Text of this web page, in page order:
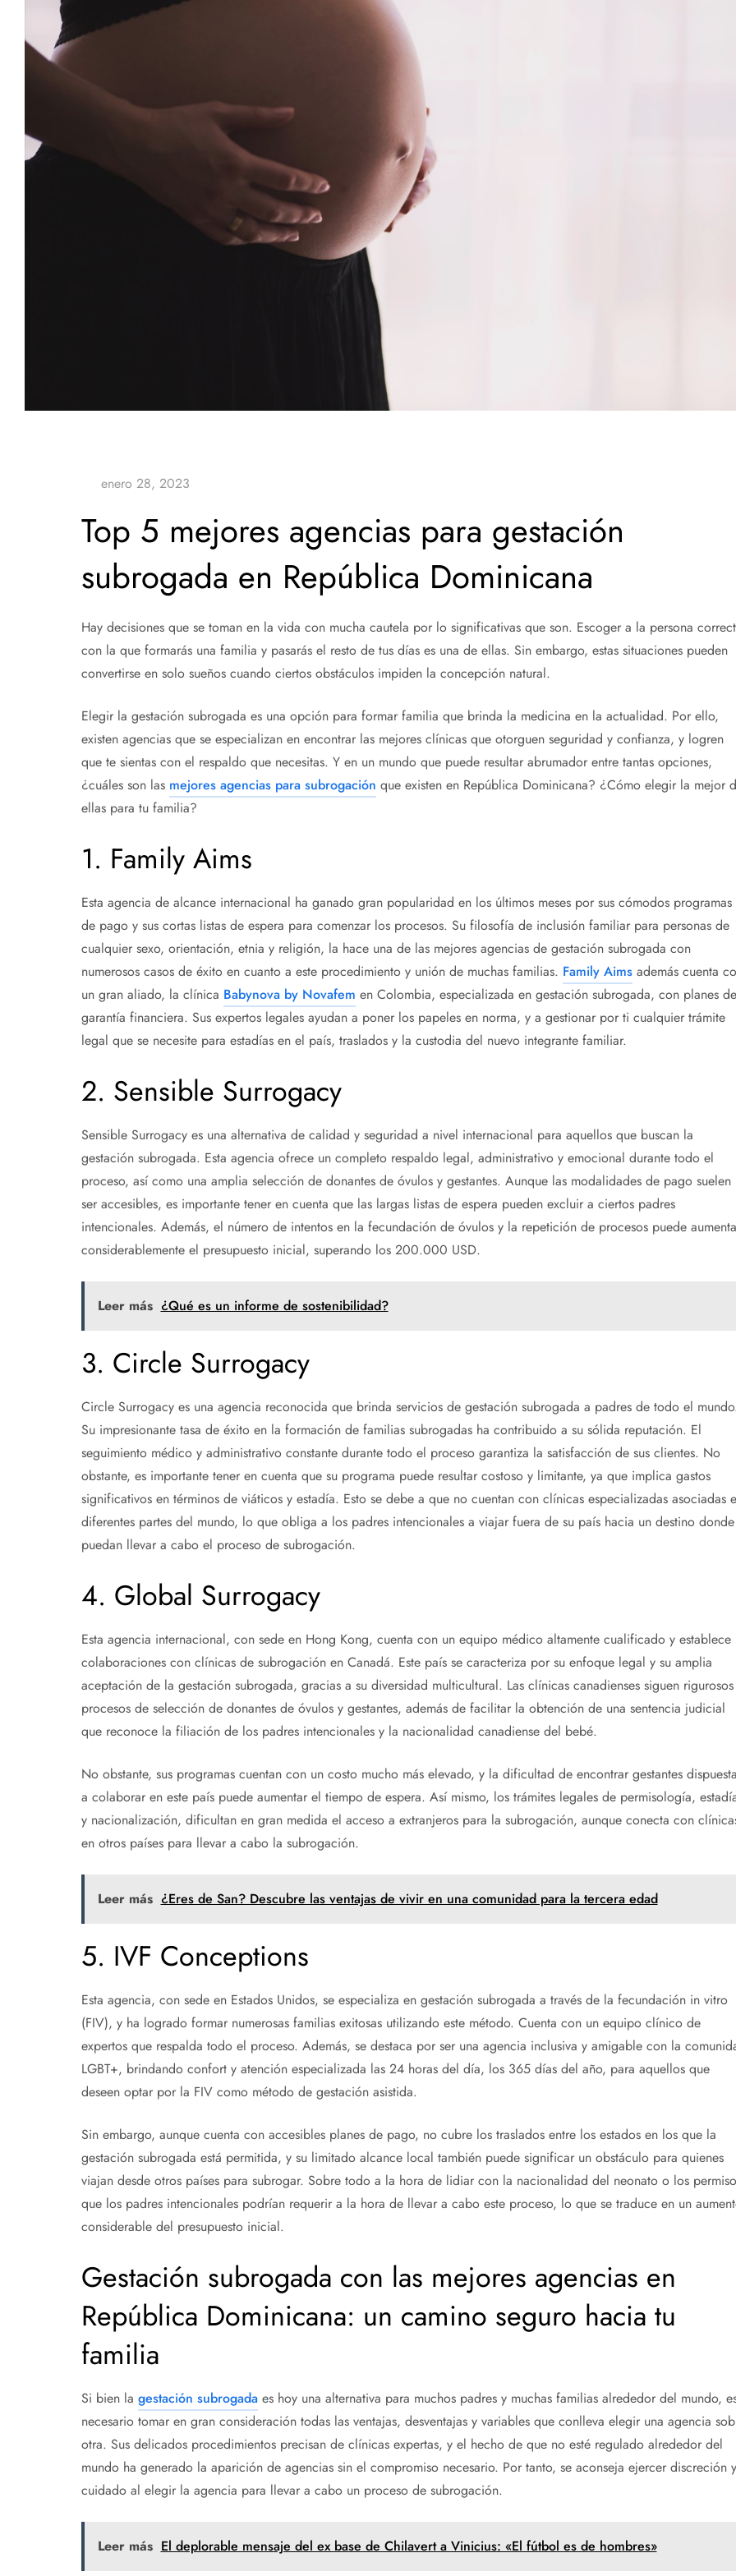
Top 5 mejores agencias para gestación
subrogada en República Dominicana
Hay decisiones que se toman en la vida con mucha cautela por lo significativas que son. Escoger a la persona
con la que formarás una familia y pasarás el resto de tus días es una de ellas. Sin embargo, estas situaciones pueden
convertirse en solo sueños cuando ciertos obstáculos impiden la concepción natural.
Elegir la gestación subrogada es una opción para formar familia que brinda la medicina en la actualidad. Por ello,
existen agencias que se especializan en encontrar las mejores clínicas que otorguen seguridad y confianza, y logren
que te sientas con el respaldo que necesitas. Y en un mundo que puede resultar abrumador entre tantas opciones,
¿cuáles son las mejores agencias para subrogación que existen en República Dominicana? ¿Cómo elegir la mejor
ellas para tu familia?
1. Family Aims
Esta agencia de alcance internacional ha ganado gran popularidad en los últimos meses por sus cómodos programas
de pago y sus cortas listas de espera para comenzar los procesos. Su filosofía de inclusión familiar para personas de
cualquier sexo, orientación, etnia y religión, la hace una de las mejores agencias de gestación subrogada con
numerosos casos de éxito en cuanto a este procedimiento y unión de muchas familias. Family Aimsademás cuenta
un gran aliado, la clínica Babynova by Novafem en Colombia, especializada en gestación subrogada, con planes de
garantía financiera. Sus expertos legales ayudan a poner los papeles en norma, y a gestionar por ti cualquier trámite
legal que se necesite para estadías en el país, traslados y la custodia del nuevo integrante familiar.
2. Sensible Surrogacy
Sensible Surrogacy es una alternativa de calidad y seguridad a nivel internacional para aquellos que buscan la
gestación subrogada. Esta agencia ofrece un completo respaldo legal, administrativo y emocional durante todo el
proceso, así como una amplia selección de donantes de óvulos y gestantes. Aunque las modalidades de pago suelen
ser accesibles, es importante tener en cuenta que las largas listas de espera pueden excluir a ciertos padres
intencionales. Además, el número de intentos en la fecundación de óvulos y la repetición de procesos puede
considerablemente el presupuesto inicial, superando los 200.000 USD.
Leer más ¿Qué es un informe de sostenibilidad?
3. Circle Surrogacy
Circle Surrogacy es una agencia reconocida que brinda servicios de gestación subrogada a padres de todo el
Su impresionante tasa de éxito en la formación de familias subrogadas ha contribuido a su sólida reputación. El
seguimiento médico y administrativo constante durante todo el proceso garantiza la satisfacción de sus clientes. No
obstante, es importante tener en cuenta que su programa puede resultar costoso y limitante, ya que implica gastos
significativos en términos de viáticos y estadía. Esto se debe a que no cuentan con clínicas especializadas asociadas
diferentes partes del mundo, lo que obliga a los padres intencionales a viajar fuera de su país hacia un destino donde
puedan llevar a cabo el proceso de subrogación.
4. Global Surrogacy
Esta agencia internacional, con sede en Hong Kong, cuenta con un equipo médico altamente cualificado y establece
colaboraciones con clínicas de subrogación en Canadá. Este país se caracteriza por su enfoque legal y su amplia
aceptación de la gestación subrogada, gracias a su diversidad multicultural. Las clínicas canadienses siguen rigurosos
procesos de selección de donantes de óvulos y gestantes, además de facilitar la obtención de una sentencia judicial
que reconoce la filiación de los padres intencionales y la nacionalidad canadiense del bebé.
No obstante, sus programas cuentan con un costo mucho más elevado, y la dificultad de encontrar gestantes
a colaborar en este país puede aumentar el tiempo de espera. Así mismo, los trámites legales de permisología,
y nacionalización, dificultan en gran medida el acceso a extranjeros para la subrogación, aunque conecta con
en otros países para llevar a cabo la subrogación.
Leer más ¿Eres de San? Descubre las ventajas de vivir en una comunidad para la tercera edad
5. IVF Conceptions
Esta agencia, con sede en Estados Unidos, se especializa en gestación subrogada a través de la fecundación in vitro
(FIV), y ha logrado formar numerosas familias exitosas utilizando este método. Cuenta con un equipo clínico de
expertos que respalda todo el proceso. Además, se destaca por ser una agencia inclusiva y amigable con la
LGBT+, brindando confort y atención especializada las 24 horas del día, los 365 días del año, para aquellos que
deseen optar por la FIV como método de gestación asistida.
Sin embargo, aunque cuenta con accesibles planes de pago, no cubre los traslados entre los estados en los que la
gestación subrogada está permitida, y su limitado alcance local también puede significar un obstáculo para quienes
viajan desde otros países para subrogar. Sobre todo a la hora de lidiar con la nacionalidad del neonato o los
que los padres intencionales podrían requerir a la hora de llevar a cabo este proceso, lo que se traduce en un
considerable del presupuesto inicial.
Gestación subrogada con las mejores agencias en
República Dominicana: un camino seguro hacia tu
familia
Si bien la gestación subrogadaes hoy una alternativa para muchos padres y muchas familias alrededor del mundo,
necesario tomar en gran consideración todas las ventajas, desventajas y variables que conlleva elegir una agencia
otra. Sus delicados procedimientos precisan de clínicas expertas, y el hecho de que no esté regulado alrededor del
mundo ha generado la aparición de agencias sin el compromiso necesario. Por tanto, se aconseja ejercer discreción y
cuidado al elegir la agencia para llevar a cabo un proceso de subrogación.
Leer más El deplorable mensaje del ex base de Chilavert a Vinicius: «El fútbol es de hombres»